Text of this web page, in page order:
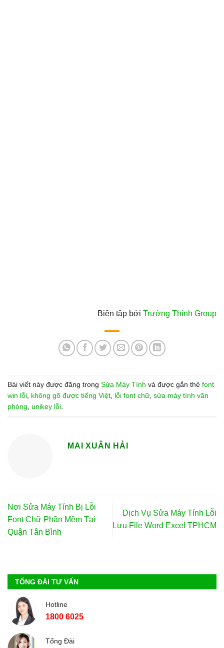
Biên tập bởi Trường Thịnh Group
Bài viết này được đăng trong Sửa Máy Tính và được gắn thẻ font
win lỗi, không gõ được tiếng Việt, lỗi font chữ, sửa máy tính văn
phòng, unikey lỗi.
MAI XUÂN HẢI
Nơi Sửa Máy Tính Bị Lỗi
Font Chữ Phần Mềm Tại
Quận Tân Bình
Dịch Vụ Sửa Máy Tính Lỗi
Lưu File Word Excel TPHCM
TỔNG ĐÀI TƯ VẤN
Hotline
1800 6025
Tổng Đài